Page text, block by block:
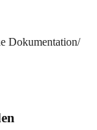
Dokumentation/